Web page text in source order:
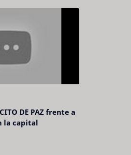
DE PAZ frente a
la capital